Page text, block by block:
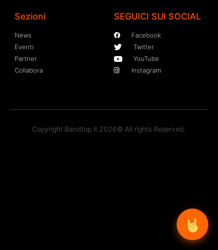
Sezioni
News
Eventi
Partner
Collabora
SEGUICI SUI SOCIAL
Facebook
Twitter
YouTube
Instagram
Copyright Bandtop.it 2026© All rights Reserved.